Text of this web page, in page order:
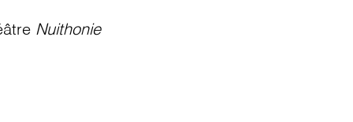
Nuithonie